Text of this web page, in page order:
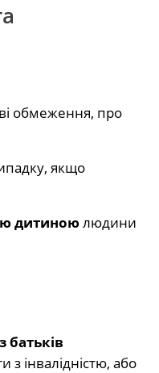
обмеження, про
якщо
дитиноюлюдини
батьків
з інвалідністю, або